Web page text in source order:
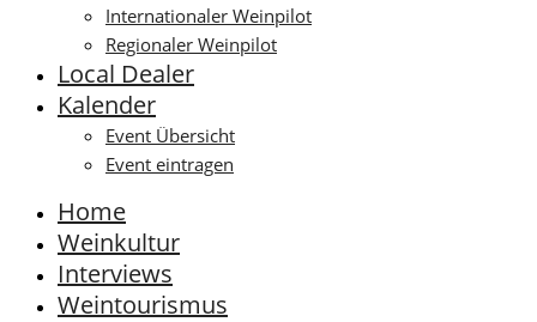
Internationaler Weinpilot
Regionaler Weinpilot
Local Dealer
Kalender
Event Übersicht
Event eintragen
Home
Weinkultur
Interviews
Weintourismus